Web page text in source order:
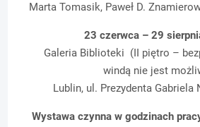
Marta Tomasik, Paweł D.
23 czerwca – 29
Galeria Biblioteki (II piętro –
windą nie jest
Lublin, ul. Prezydenta Gabriela
Wystawa czynna w godzinach